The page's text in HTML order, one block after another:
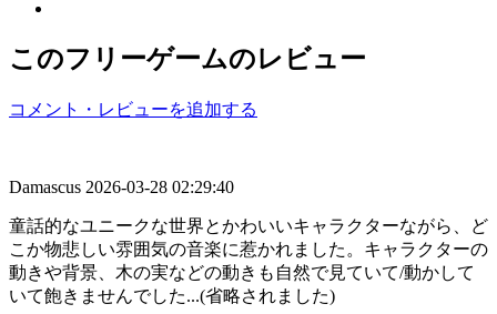
このフリーゲームのレビュー
コメント・レビューを追加する
Damascus 2026-03-28 02:29:40
童話的なユニークな世界とかわいいキャラクターながら、ど
こか物悲しい雰囲気の音楽に惹かれました。キャラクターの
動きや背景、木の実などの動きも自然で見ていて/動かして
いて飽きませんでした...(省略されました)